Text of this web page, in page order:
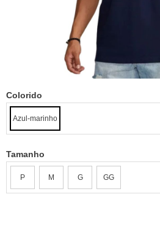
Colorido
Azul-marinho
Tamanho
P M G GG